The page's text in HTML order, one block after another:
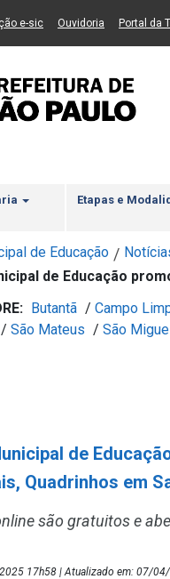
Ir para menu principal 2
e-sic(Link para um novo sítio)
Ouvidoria (Link para
Portal da
Etapas e
de Educação /
de Educação
Butantã / Campo
/ São Mateus / São
de
Quadrinhos em
são gratuitos e
17h58 | Atualizado em: 07/